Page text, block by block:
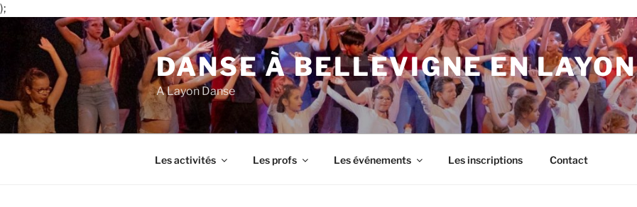
);
principal
DANSE À BELLEVIGNE EN LAYON
A Layon Danse
Les activités Les profs Les événements Les inscriptions Contact